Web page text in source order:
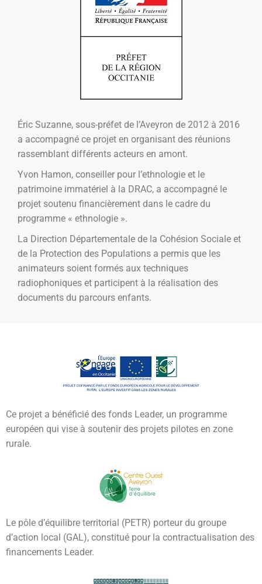
Éric Suzanne, sous-préfet de l’Aveyron de 2012 à 2016
a accompagné ce projet en organisant des réunions
rassemblant différents acteurs en amont.
Yvon Hamon, conseiller pour l’ethnologie et le
patrimoine immatériel à la DRAC, a accompagné le
projet soutenu financièrement dans le cadre du
programme « ethnologie ».
La Direction Départementale de la Cohésion Sociale et
de la Protection des Populations a permis que les
animateurs soient formés aux techniques
radiophoniques et participent à la réalisation des
documents du parcours enfants.
Ce projet a bénéficié des fonds Leader, un programme
européen qui vise à soutenir des projets pilotes en zone
rurale.
Le pôle d’équilibre territorial (PETR) porteur du groupe
d’action local (GAL), constitué pour la contractualisation des
financements Leader.